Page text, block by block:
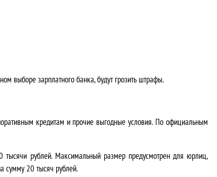
выборе зарплатного банка, будут грозить штрафы.
кредитам и прочие выгодные условия. По официальным
тысячи рублей. Максимальный размер предусмотрен для юрлиц,
сумму 20 тысяч рублей.